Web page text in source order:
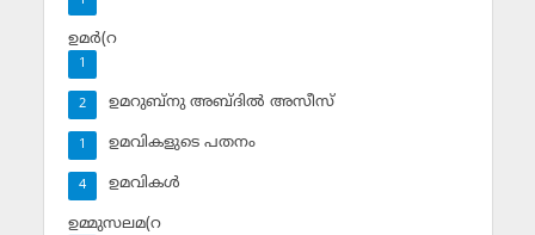
ഉമര്‍(റ
1
ഉമറുബ്‌നു അബ്ദില്‍ അസീസ്‌
2
ഉമവികളുടെ പതനം
1
ഉമവികള്‍
4
ഉമ്മുസലമ(റ